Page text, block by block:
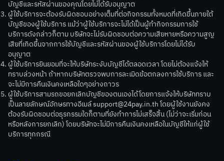
บัญชีและรหัสผ่านของคุณโดยไม่ได้รับอนุญาต
ผู้ใช้บริการจะต้องรับผิดชอบอย่างเต็มที่ต่อกิจกรรมทั้งหมดที่เกิดขึ้นภายใต้
บัญชีของผู้ใช้บริการ แม้ว่าผู้ใช้บริการจะไม่ได้เป็นผู้ทำกิจกรรมการใช้
บริการดังกล่าวก็ตาม บริษัทจะไม่รับผิดชอบต่อความเสียหายหรือความสูญ
เสียที่เกิดขึ้นจากการใช้บัญชีและรหัสผ่านของผู้ใช้บริการโดยไม่ได้รับ
อนุญาต
ผู้ใช้บริการยินยอมที่จะให้บริษัทระงับบัญชีได้ตลอดเวลา โดยไม่ต้องแจ้งให้
ทราบล่วงหน้า ถ้าหากบริษัทตรวจพบการละเมิดข้อตกลงการใช้บริการ และ
จะไม่มีการคืนเงินคงเหลือใดๆอย่างถาวร
ผู้ใช้บริการสามรถขอยกเลิกบัญชีของตนเองได้โดยการแจ้งให้บริษัททราบ
เป็นลายลักษณ์อักษรทางอีเมล์support@24pay.in.thโดยผู้ใช้งานยังคง
ต้องรับผิดชอบต่อธุรกรรมใดก็ตามที่ยังทำการไม่เสร็จสิ้น (ไม่ว่าจะเริ่มก่อน
หรือหลังการยกเลิก) โดยบริษัทจะไม่มีการคืนเงินคงเหลือในบัญชีให้แก่ผู้ใช้
บริการทุกกรณี